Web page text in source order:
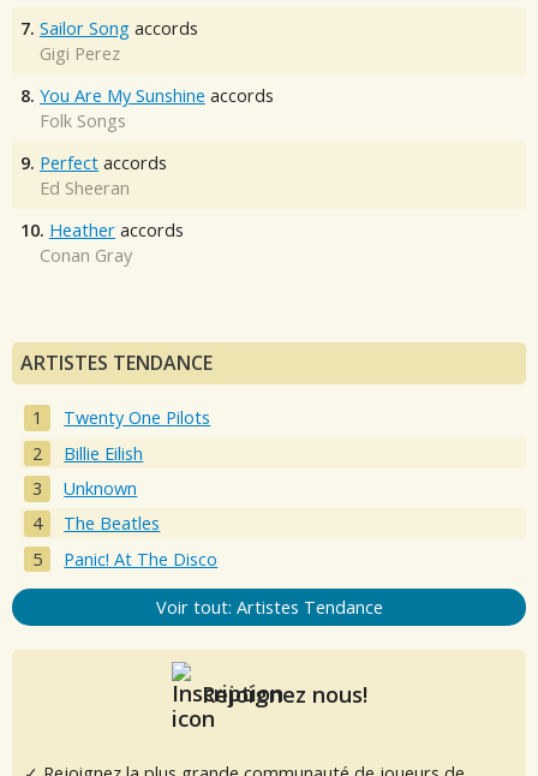
7. Sailor Song accords
Gigi Perez
8. You Are My Sunshine accords
Folk Songs
9. Perfect accords
Ed Sheeran
10. Heather accords
Conan Gray
ARTISTES TENDANCE
Twenty One Pilots
Billie Eilish
Unknown
The Beatles
Panic! At The Disco
Voir tout: Artistes Tendance
Rejoignez nous!